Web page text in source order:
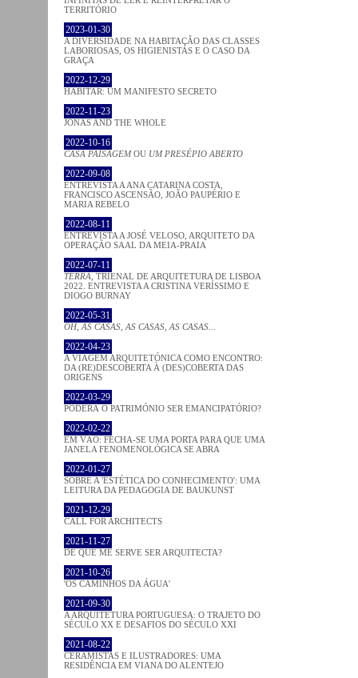
TERRITÓRIO
2023-01-30
A DIVERSIDADE NA HABITAÇÃO DAS CLASSES
LABORIOSAS, OS HIGIENISTAS E O CASO DA
GRAÇA
2022-12-29
HABITAR: UM MANIFESTO SECRETO
2022-11-23
JONAS AND THE WHOLE
2022-10-16
CASA PAISAGEMOU UM PRESÉPIO ABERTO
2022-09-08
ENTREVISTA A ANA CATARINA COSTA,
FRANCISCO ASCENSÃO, JOÃO PAUPÉRIO E
MARIA REBELO
2022-08-11
ENTREVISTA A JOSÉ VELOSO, ARQUITETO DA
OPERAÇÃO SAAL DA MEIA-PRAIA
2022-07-11
TERRA , TRIENAL DE ARQUITETURA DE LISBOA
2022. ENTREVISTA A CRISTINA VERÍSSIMO E
DIOGO BURNAY
2022-05-31
OH, AS CASAS, AS CASAS, AS CASAS...
2022-04-23
A VIAGEM ARQUITETÓNICA COMO ENCONTRO:
DA (RE)DESCOBERTA À (DES)COBERTA DAS
ORIGENS
2022-03-29
PODERÁ O PATRIMÓNIO SER EMANCIPATÓRIO?
2022-02-22
EM VÃO: FECHA-SE UMA PORTA PARA QUE UMA
JANELA FENOMENOLÓGICA SE ABRA
2022-01-27
SOBRE A 'ESTÉTICA DO CONHECIMENTO': UMA
LEITURA DA PEDAGOGIA DE BAUKUNST
2021-12-29
CALL FOR ARCHITECTS
2021-11-27
DE QUE ME SERVE SER ARQUITECTA?
2021-10-26
'OS CAMINHOS DA ÁGUA'
2021-09-30
A ARQUITETURA PORTUGUESA: O TRAJETO DO
SÉCULO XX E DESAFIOS DO SÉCULO XXI
2021-08-22
CERAMISTAS E ILUSTRADORES: UMA
RESIDÊNCIA EM VIANA DO ALENTEJO